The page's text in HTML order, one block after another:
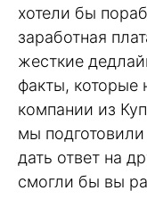
хотели бы
заработная
жесткие
факты, которые
компании из
мы
дать ответ на
смогли бы вы